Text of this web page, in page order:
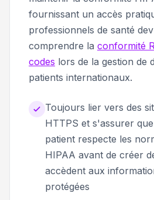
fournissant un accès
professionnels de santé
comprendre la conformité
codes lors de la gestion de
patients internationaux.
Toujours lier vers des
HTTPS et s'assurer
patient respecte les
HIPAA avant de créer
accèdent aux
protégées